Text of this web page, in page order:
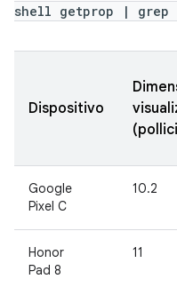
shell getprop | grep
Dispositivo
Google
Pixel C
10.2
Honor
Pad 8
11